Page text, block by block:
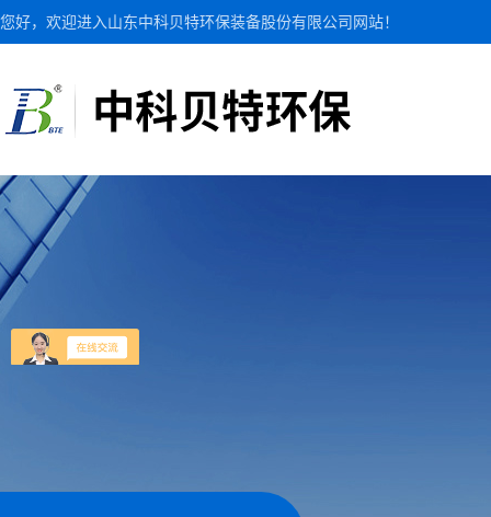
您好，欢迎进入山东中科贝特环保装备股份有限公司网站！